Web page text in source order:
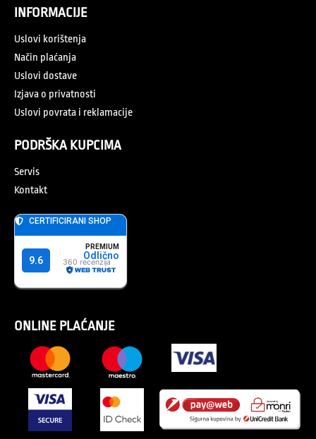
INFORMACIJE
Uslovi korištenja
Način plaćanja
Uslovi dostave
Izjava o privatnosti
Uslovi povrata i reklamacije
PODRŠKA KUPCIMA
Servis
Kontakt
ONLINE PLAĆANJE